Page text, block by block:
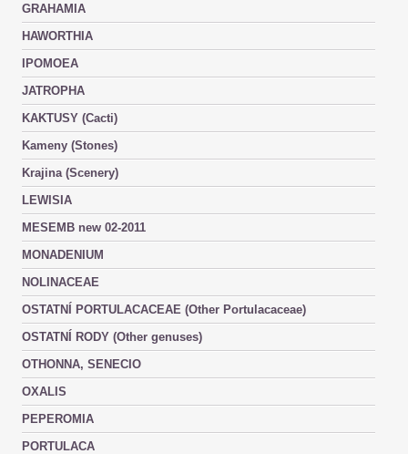
GRAHAMIA
HAWORTHIA
IPOMOEA
JATROPHA
KAKTUSY (Cacti)
Kameny (Stones)
Krajina (Scenery)
LEWISIA
MESEMB new 02-2011
MONADENIUM
NOLINACEAE
OSTATNÍ PORTULACACEAE (Other Portulacaceae)
OSTATNÍ RODY (Other genuses)
OTHONNA, SENECIO
OXALIS
PEPEROMIA
PORTULACA